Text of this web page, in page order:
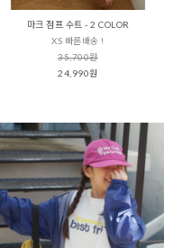
마크 점프 수트 - 2 COLOR
XS 빠른배송 !
35,700원
24,990원